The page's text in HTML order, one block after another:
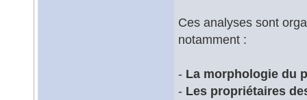
Ces analyses sont
notamment :
- La morphologie du
- Les propriétaires